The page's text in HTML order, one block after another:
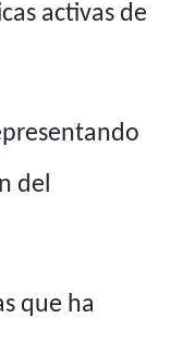
activas de
del
que ha